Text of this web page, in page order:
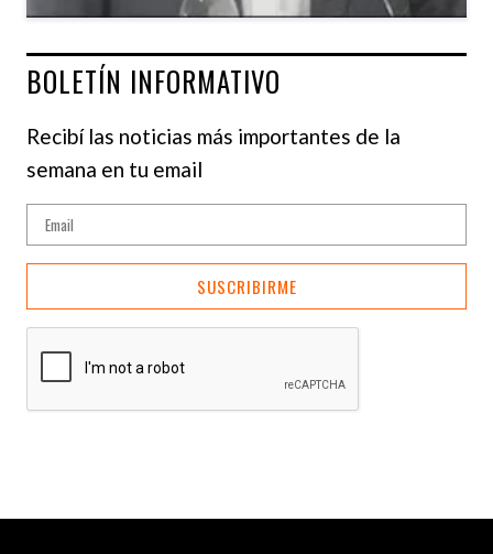
BOLETÍN INFORMATIVO
Recibí las noticias más importantes de la
semana en tu email
SUSCRIBIRME